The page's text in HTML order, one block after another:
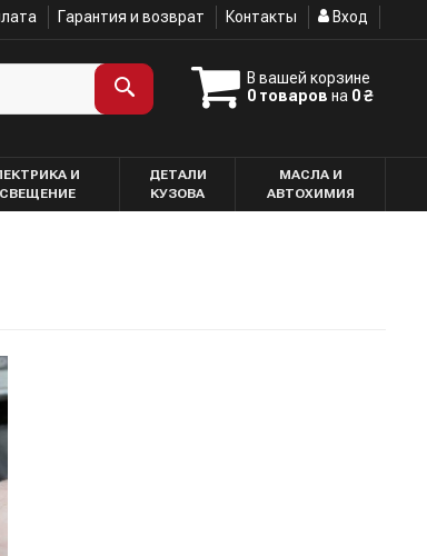
Гарантия и возврат Контакты Вход
В вашей корзине
0 товаров на 0 ₴
И
ДЕТАЛИ
КУЗОВА
МАСЛА И
АВТОХИМИЯ